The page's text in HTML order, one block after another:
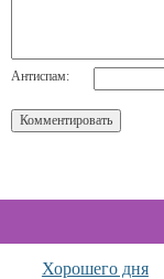
Антиспам:
Хорошего дня